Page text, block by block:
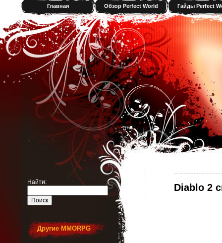
Главная Обзор Perfect World Гайды Perfect
Diablo 2
Найти:
Другие MMORPG